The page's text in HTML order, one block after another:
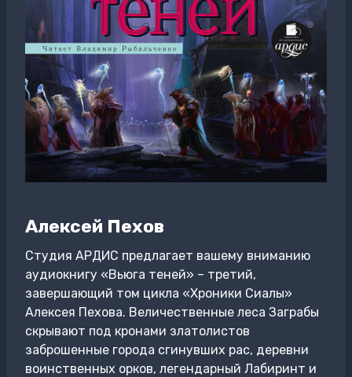
Алексей Пехов
Студия АРДИС предлагает вашему вниманию
аудиокнигу «Вьюга теней» – третий,
завершающий том цикла «Хроники Сиалы»
Алексея Пехова. Величественные леса Заграбы
скрывают под кронами златолистов
заброшенные города сгинувших рас, деревни
воинственных орков, легендарный Лабиринт и